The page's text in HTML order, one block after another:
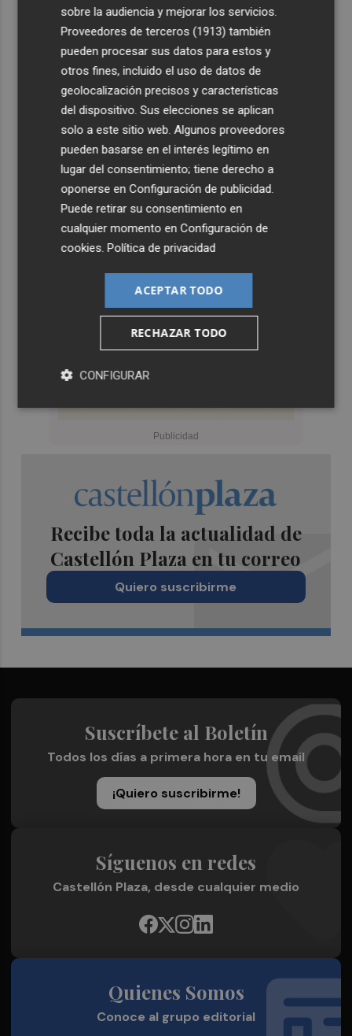
ViviFind, el buscador inmobiliario con IA surgido del
PCUMH, prepara sus primeras alianzas con el sector
Castelló apuesta por convertir el eclipse en un referente
científico: recibirá a un gran equipo de expertos
El Villarreal anuncia a sus seis capitanes: Gerard
Moreno, Foyth, Comesaña, Ayoze, Cardona y Logan
Recibe toda la actualidad de
Castellón Plaza en tu correo
Quiero suscribirme
Suscríbete al Boletín
Todos los días a primera hora en tu email
¡Quiero suscribirme!
Síguenos en redes
Castellón Plaza, desde cualquier medio
Quienes Somos
Conoce al grupo editorial
sobre la audiencia y mejorar los servicios.
Proveedores de terceros (1913) también
pueden procesar sus datos para estos y
otros fines, incluido el uso de datos de
geolocalización precisos y características
del dispositivo. Sus elecciones se aplican
solo a este sitio web. Algunos proveedores
pueden basarse en el interés legítimo en
lugar del consentimiento; tiene derecho a
oponerse enConfiguración de publicidad.
Puede retirar su consentimiento en
cualquier momento enConfiguración de
cookies.Política de privacidad
ACEPTAR TODO
RECHAZAR TODO
CONFIGURAR